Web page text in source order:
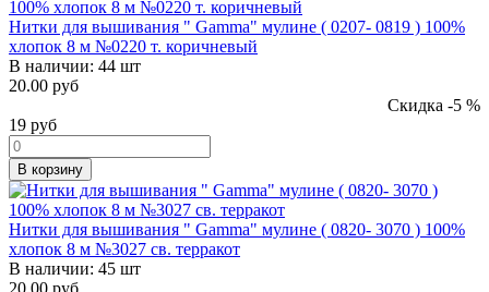
Нитки для вышивания " Gamma" мулине ( 0207- 0819 ) 100%
хлопок 8 м №0220 т. коричневый
В наличии: 44 шт
20.00 руб
Скидка -5 %
19 руб
В корзину
Нитки для вышивания " Gamma" мулине ( 0820- 3070 ) 100%
хлопок 8 м №3027 св. терракот
В наличии: 45 шт
20.00 руб